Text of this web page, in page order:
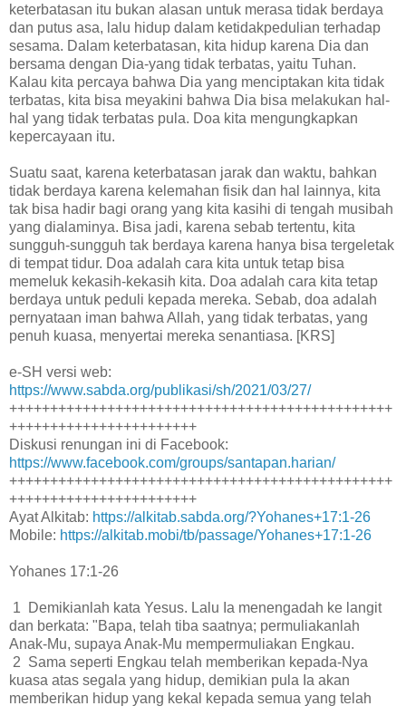
keterbatasan itu bukan alasan untuk merasa tidak berdaya
dan putus asa, lalu hidup dalam ketidakpedulian terhadap
sesama. Dalam keterbatasan, kita hidup karena Dia dan
bersama dengan Dia-yang tidak terbatas, yaitu Tuhan.
Kalau kita percaya bahwa Dia yang menciptakan kita tidak
terbatas, kita bisa meyakini bahwa Dia bisa melakukan hal-
hal yang tidak terbatas pula. Doa kita mengungkapkan
kepercayaan itu.
Suatu saat, karena keterbatasan jarak dan waktu, bahkan
tidak berdaya karena kelemahan fisik dan hal lainnya, kita
tak bisa hadir bagi orang yang kita kasihi di tengah musibah
yang dialaminya. Bisa jadi, karena sebab tertentu, kita
sungguh-sungguh tak berdaya karena hanya bisa tergeletak
di tempat tidur. Doa adalah cara kita untuk tetap bisa
memeluk kekasih-kekasih kita. Doa adalah cara kita tetap
berdaya untuk peduli kepada mereka. Sebab, doa adalah
pernyataan iman bahwa Allah, yang tidak terbatas, yang
penuh kuasa, menyertai mereka senantiasa. [KRS]
e-SH versi web:
https://www.sabda.org/publikasi/sh/2021/03/27/
+++++++++++++++++++++++++++++++++++++++++++++++
+++++++++++++++++++++++
Diskusi renungan ini di Facebook:
https://www.facebook.com/groups/santapan.harian/
+++++++++++++++++++++++++++++++++++++++++++++++
+++++++++++++++++++++++
Ayat Alkitab: https://alkitab.sabda.org/?Yohanes+17:1-26
Mobile: https://alkitab.mobi/tb/passage/Yohanes+17:1-26
Yohanes 17:1-26
1 Demikianlah kata Yesus. Lalu Ia menengadah ke langit
dan berkata: "Bapa, telah tiba saatnya; permuliakanlah
Anak-Mu, supaya Anak-Mu mempermuliakan Engkau.
2 Sama seperti Engkau telah memberikan kepada-Nya
kuasa atas segala yang hidup, demikian pula Ia akan
memberikan hidup yang kekal kepada semua yang telah